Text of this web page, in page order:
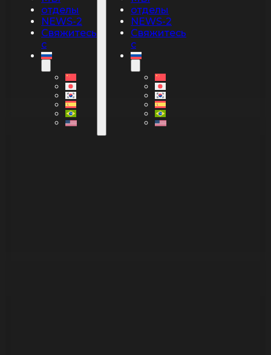
отделы
NEWS-2
Свяжитесь
с
отделы
NEWS-2
Свяжитесь
с